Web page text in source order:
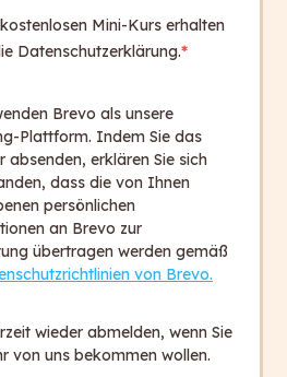
sind begrenzt und werden
vergeben.
einsteigen. Zu unserem
zählen der Online
Information“ und der
Kurs.
Kurs kaufen?
Mini-Kurs erhalten
Datenschutzerklärung.
Brevo als unsere
Plattform. Indem Sie das
absenden, erklären Sie sich
dass die von Ihnen
persönlichen
an Brevo zur
übertragen werden gemäß
von Brevo.
wieder abmelden, wenn Sie
von uns bekommen wollen.